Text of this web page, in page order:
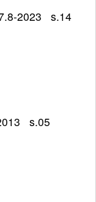
2023 s.14
s.05